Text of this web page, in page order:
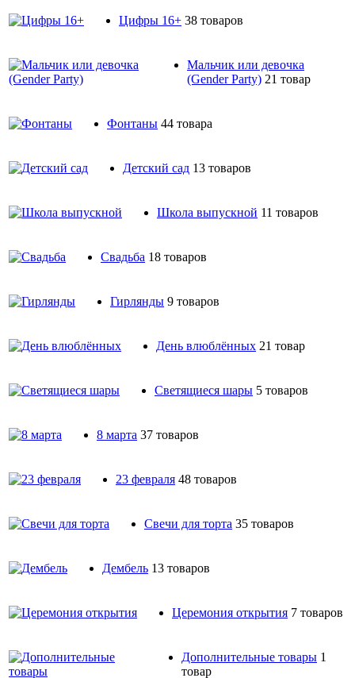
Цифры 16+ 38 товаров
Мальчик или девочка
(Gender Party) 21 товар
Фонтаны 44 товара
Детский сад 13 товаров
Школа выпускной 11 товаров
Свадьба 18 товаров
Гирлянды 9 товаров
День влюблённых 21 товар
Светящиеся шары 5 товаров
8 марта 37 товаров
23 февраля 48 товаров
Свечи для торта 35 товаров
Дембель 13 товаров
Церемония открытия 7 товаров
Дополнительные товары 1
товар